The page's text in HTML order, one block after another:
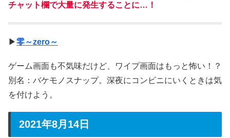
チャット欄で大量に発生することに…！
▶零～zero～
ゲーム画面も不気味だけど、ワイプ画面はもっと怖い！？
別名：バケモノスナップ。深夜にコンビニにいくときは気
を付けよう。
2021年8月14日